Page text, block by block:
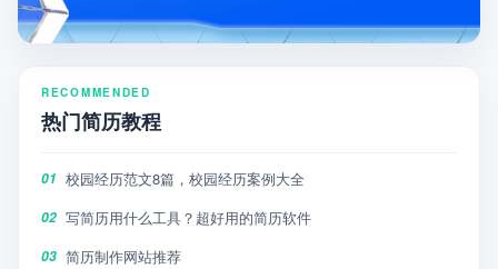
RECOMMENDED
热门简历教程
01 校园经历范文8篇，校园经历案例大全
02 写简历用什么工具？超好用的简历软件
03 简历制作网站推荐